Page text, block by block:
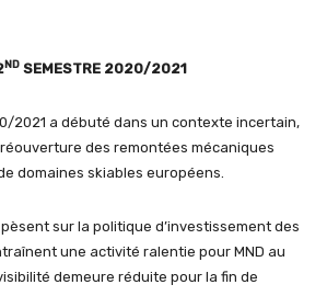
ND SEMESTRE 2020/2021
2021 a débuté dans un contexte incertain,
des remontées mécaniques
domaines skiables européens.
sur la politique d’investissement des
une activité ralentie pour MND au
demeure réduite pour la fin de